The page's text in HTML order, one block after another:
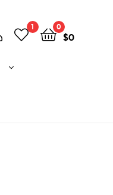
1 0
$0